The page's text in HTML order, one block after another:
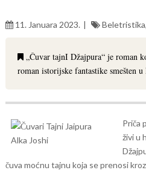
11. Januara 2023. Beletristika,
„Čuvar tajnI Džajpura“ je roman
roman istorijske fantastike smešten
Priča
živi u
čuva moćnu tajnu koja se prenosi